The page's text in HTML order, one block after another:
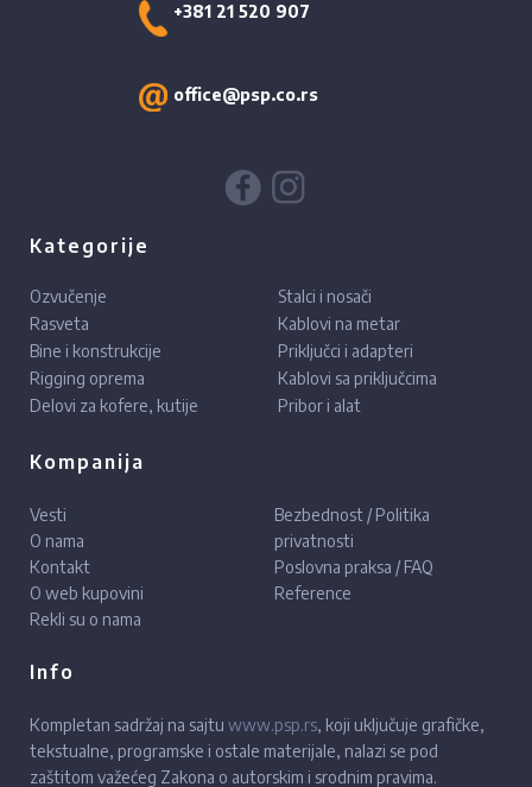
+381 21 520 907
office@psp.co.rs
Kategorije
Ozvučenje
Rasveta
Bine i konstrukcije
Rigging oprema
Delovi za kofere, kutije
Stalci i nosači
Kablovi na metar
Priključci i adapteri
Kablovi sa priključcima
Pribor i alat
Kompanija
Vesti
O nama
Kontakt
O web kupovini
Rekli su o nama
Bezbednost / Politika
privatnosti
Poslovna praksa / FAQ
Reference
Info
Kompletan sadržaj na sajtu www.psp.rs, koji uključuje grafičke,
tekstualne, programske i ostale materijale, nalazi se pod
zaštitom važećeg Zakona o autorskim i srodnim pravima.